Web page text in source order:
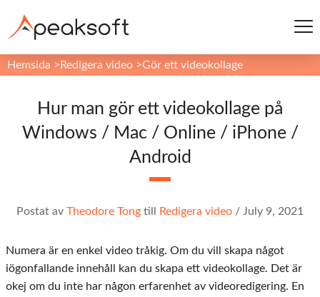
Hemsida > Redigera video >Gör ett videokollage
Hur man gör ett videokollage på
Windows / Mac / Online / iPhone /
Android
Postat av Theodore Tong till Redigera video / July 9, 2021
Numera är en enkel video tråkig. Om du vill skapa något
iögonfallande innehåll kan du skapa ett videokollage. Det är
okej om du inte har någon erfarenhet av videoredigering. En